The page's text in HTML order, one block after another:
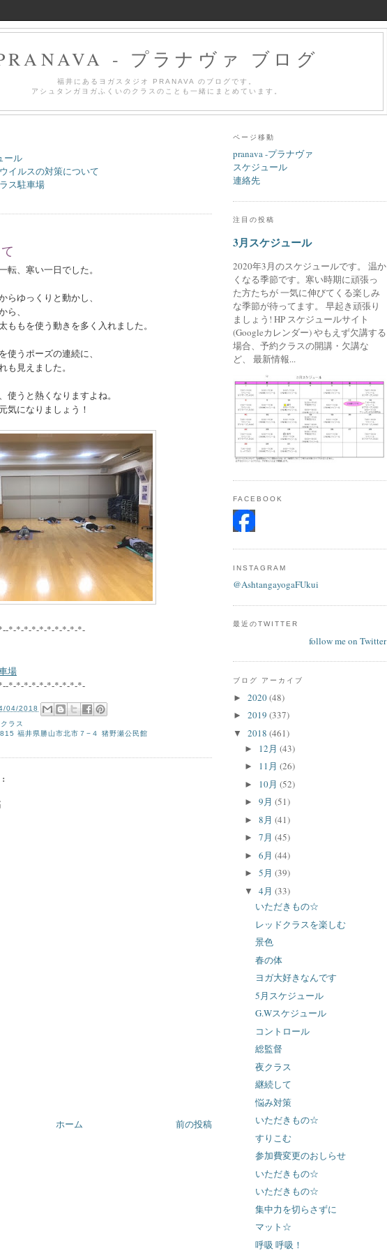
- プラナヴァ ブログ
福井にあるヨガスタジオ PRANAVA のブログです。
アシュタンガヨガふくいのクラスのことも一緒にまとめています。
ール
イルスの対策について
ス駐車場
転、寒い一日でした。
らゆっくりと動かし、
ら、
ももを使う動きを多く入れました。
使うポーズの連続に、
も見えました。
使うと熱くなりますよね。
気になりましょう！
*-*-*-*-*-*-*-*-*-*-
場
*-*-*-*-*-*-*-*-*-*-
04/2018
ラス
福井県勝山市北市７−４ 猪野瀬公民館
前の投稿
ホーム
ページ移動
pranava -プラナヴァ
スケジュール
連絡先
注目の投稿
3月スケジュール
2020年3月のスケジュールです。 温か
くなる季節です。寒い時期に頑張っ
た方たちが 一気に伸びてくる楽しみ
な季節が待ってます。 早起き頑張り
ましょう! HP スケジュールサイト
(Googleカレンダー) やもえず欠講する
場合、予約クラスの開講・欠講な
ど、 最新情報...
FACEBOOK
INSTAGRAM
@AshtangayogaFUkui
最近のTWITTER
follow me on Twitter
ブログ アーカイブ
► 2020(48)
► 2019 (337)
▼ 2018 (461)
► 12月 (43)
► 11月 (26)
► 10月 (52)
► 9月 (51)
► 8月 (41)
► 7月 (45)
► 6月 (44)
► 5月 (39)
▼ 4月 (33)
いただきもの☆
レッドクラスを楽しむ
景色
春の体
ヨガ大好きなんです
5月スケジュール
G.Wスケジュール
コントロール
総監督
夜クラス
継続して
悩み対策
いただきもの☆
すりこむ
参加費変更のおしらせ
いただきもの☆
いただきもの☆
集中力を切らさずに
マット☆
呼吸 呼吸！